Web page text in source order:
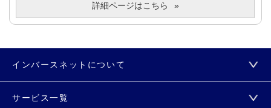
詳細ページはこちら
インバースネットについて
サービス一覧